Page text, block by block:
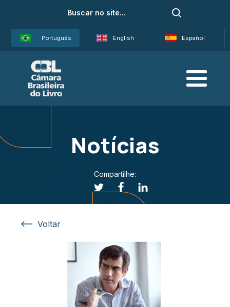
Português English Español
Notícias
Compartilhe:
Voltar